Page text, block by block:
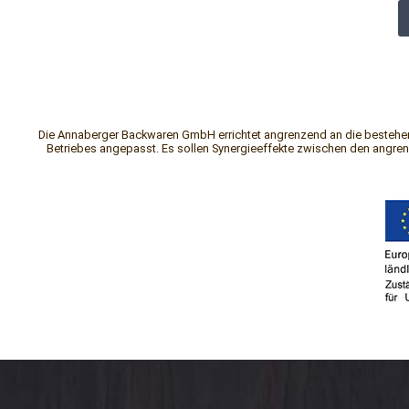
Die Annaberger Backwaren GmbH errichtet angrenzend an die
Betriebes angepasst. Es sollen Synergieeffekte zwischen den